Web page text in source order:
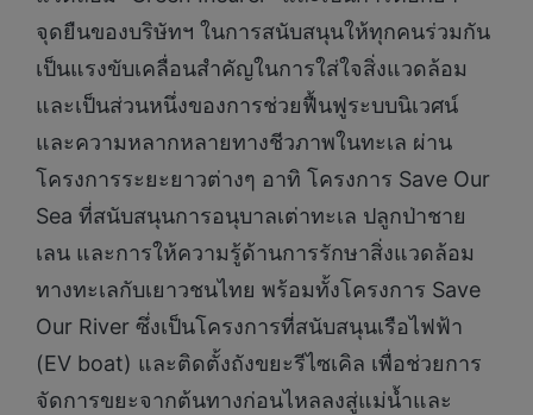
จุดยืนของบริษัทฯ ในการสนับสนุนให้ทุกคนร่วมกัน
เป็นแรงขับเคลื่อนสำคัญในการใส่ใจสิ่งแวดล้อม
และเป็นส่วนหนึ่งของการช่วยฟื้นฟูระบบนิเวศน์
และความหลากหลายทางชีวภาพในทะเล ผ่าน
โครงการระยะยาวต่างๆ อาทิ โครงการ Save Our
Sea ที่สนับสนุนการอนุบาลเต่าทะเล ปลูกป่าชาย
เลน และการให้ความรู้ด้านการรักษาสิ่งแวดล้อม
ทางทะเลกับเยาวชนไทย พร้อมทั้งโครงการ Save
Our River ซึ่งเป็นโครงการที่สนับสนุนเรือไฟฟ้า
(EV boat) และติดตั้งถังขยะรีไซเคิล เพื่อช่วยการ
จัดการขยะจากต้นทางก่อนไหลลงสู่แม่น้ำและ